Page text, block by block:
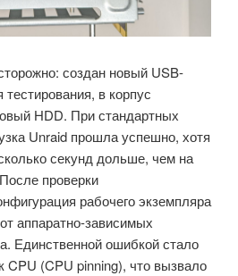
создан новый USB-
в корпус
HDD. При стандартных
Unraid прошла успешно, хотя
секунд дольше, чем на
проверки
рабочего экземпляра
аппаратно-зависимых
Единственной ошибкой стало
CPU (CPU pinning), что вызвало